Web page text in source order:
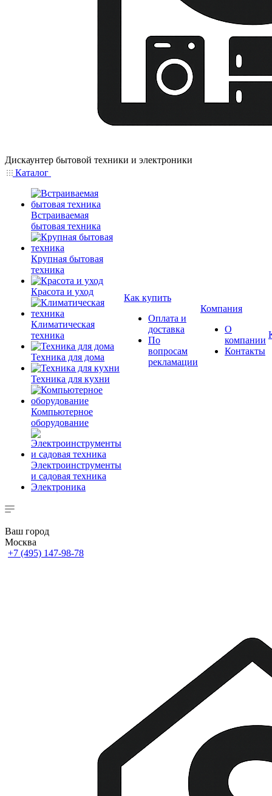
Дискаунтер бытовой техники и электроники
Каталог
Встраиваемая
бытовая техника
Крупная бытовая
техника
Красота и уход
Климатическая
техника
Техника для дома
Техника для кухни
Компьютерное
оборудование
Электроинструменты
и садовая техника
Электроника
Как купить
Оплата и
доставка
По
вопросам
рекламации
Компания
О
компании
Контакты
Ваш город
Москва
+7 (495) 147-98-78